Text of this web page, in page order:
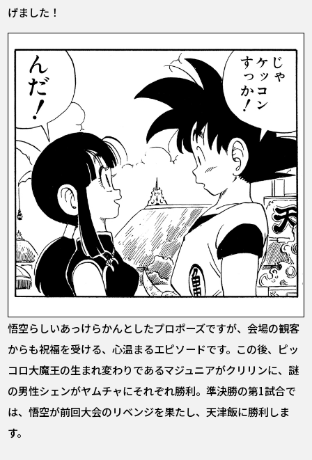
げました！
悟空らしいあっけらかんとしたプロポーズですが、会場の観客
からも祝福を受ける、心温まるエピソードです。この後、ピッ
コロ大魔王の生まれ変わりであるマジュニアがクリリンに、謎
の男性シェンがヤムチャにそれぞれ勝利。準決勝の第1試合で
は、悟空が前回大会のリベンジを果たし、天津飯に勝利しま
す。